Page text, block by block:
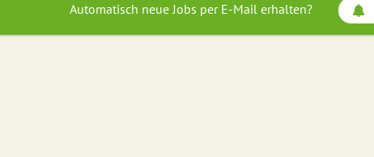
Automatisch neue Jobs per E-Mail erhalten?